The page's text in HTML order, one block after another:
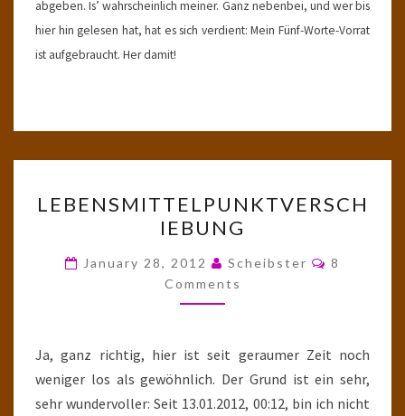
abgeben. Is’ wahrscheinlich meiner. Ganz nebenbei, und wer bis
hier hin gelesen hat, hat es sich verdient: Mein Fünf-Worte-Vorrat
ist aufgebraucht. Her damit!
LEBENSMITTELPUNKTVERSCH
IEBUNG
January 28, 2012 Scheibster Comments
8
Comments
Ja, ganz richtig, hier ist seit geraumer Zeit noch
weniger los als gewöhnlich. Der Grund ist ein sehr,
sehr wundervoller: Seit 13.01.2012, 00:12, bin ich nicht